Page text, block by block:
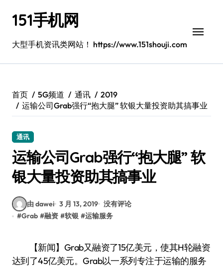
151手机网
大型手机资讯类网站！ https://www.151shouji.com
首页 5G频道 通讯
2019
运输公司Grab强行“抱大腿” 软银大量投资助其搞事业
通讯
运输公司Grab强行“抱大腿” 软
银大量投资助其搞事业
由 dawei 3 月 13, 2019 没有评论
#Grab #融资 #软银 #运输服务
【新闻】Grab又融资了15亿美元，使其H轮融资
达到了45亿美元。Grab以一系列专注于运输的服务